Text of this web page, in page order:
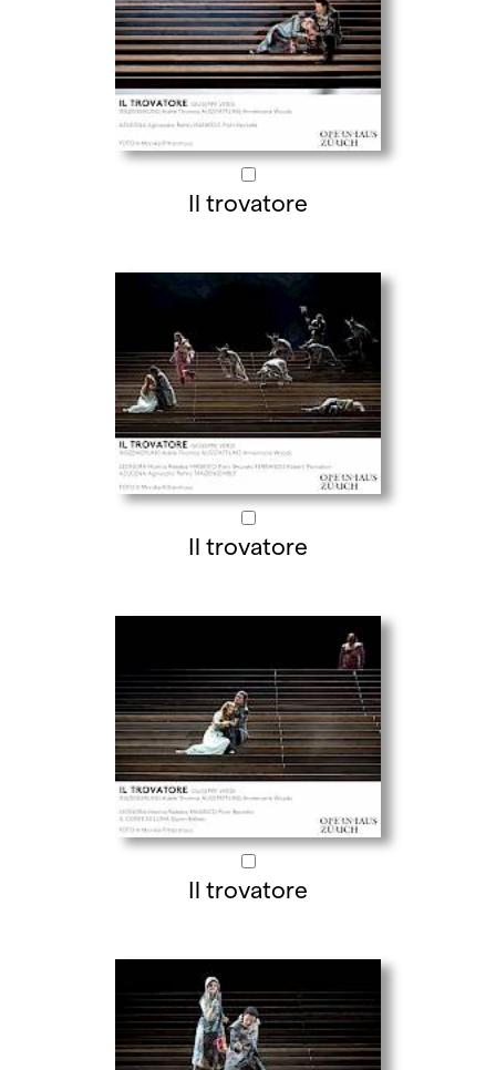
Il trovatore
Il trovatore
Il trovatore